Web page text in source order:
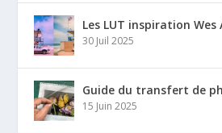
Les LUT inspiration Wes
30 Juil 2025
Guide du transfert de
15 Juin 2025